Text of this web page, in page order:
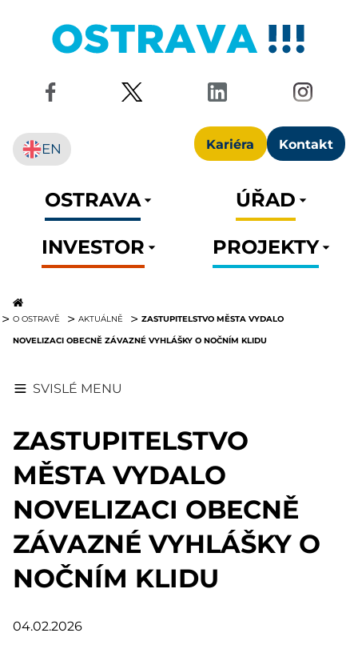
Kariéra Kontakt
EN
OSTRAVA
ÚŘAD
INVESTOR
PROJEKTY
O OSTRAVĚ AKTUÁLNĚ
ZASTUPITELSTVO MĚSTA VYDALO
NOVELIZACI OBECNĚ ZÁVAZNÉ VYHLÁŠKY O NOČNÍM KLIDU
SVISLÉ MENU
ZASTUPITELSTVO
MĚSTA VYDALO
NOVELIZACI OBECNĚ
ZÁVAZNÉ VYHLÁŠKY O
NOČNÍM KLIDU
04.02.2026